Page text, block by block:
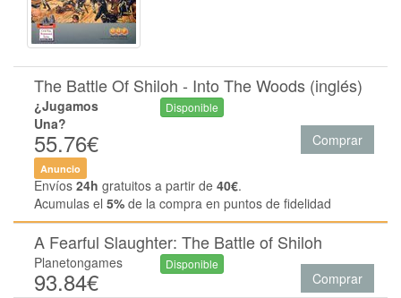
The Battle Of Shiloh - Into The Woods (inglés)
¿Jugamos
Una?
55.76€
Disponible
Comprar
Anuncio
Envíos 24h gratuitos a partir de 40€.
Acumulas el 5% de la compra en puntos de fidelidad
A Fearful Slaughter: The Battle of Shiloh
Planetongames
93.84€
Disponible
Comprar